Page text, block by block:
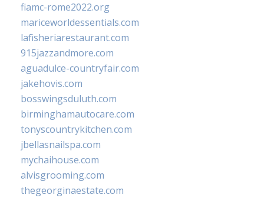
fiamc-rome2022.org
mariceworldessentials.com
lafisheriarestaurant.com
915jazzandmore.com
aguadulce-countryfair.com
jakehovis.com
bosswingsduluth.com
birminghamautocare.com
tonyscountrykitchen.com
jbellasnailspa.com
mychaihouse.com
alvisgrooming.com
thegeorginaestate.com